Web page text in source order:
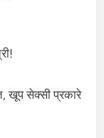
खूप सेक्सी प्रकारे